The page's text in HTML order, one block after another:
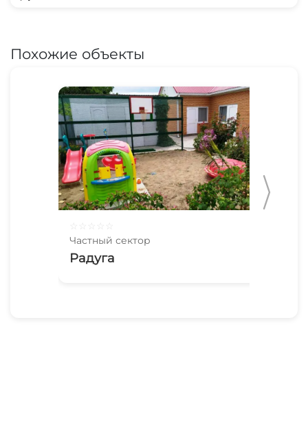
Похожие объекты
Частный сектор
Радуга